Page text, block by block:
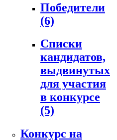
Победители
(6)
Списки
кандидатов,
выдвинутых
для участия
в конкурсе
(5)
Конкурс на